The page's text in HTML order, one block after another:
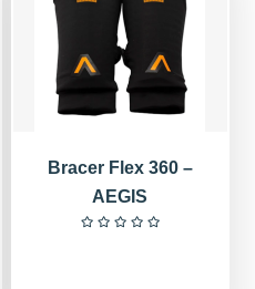
Bracer Flex 360 –
AEGIS